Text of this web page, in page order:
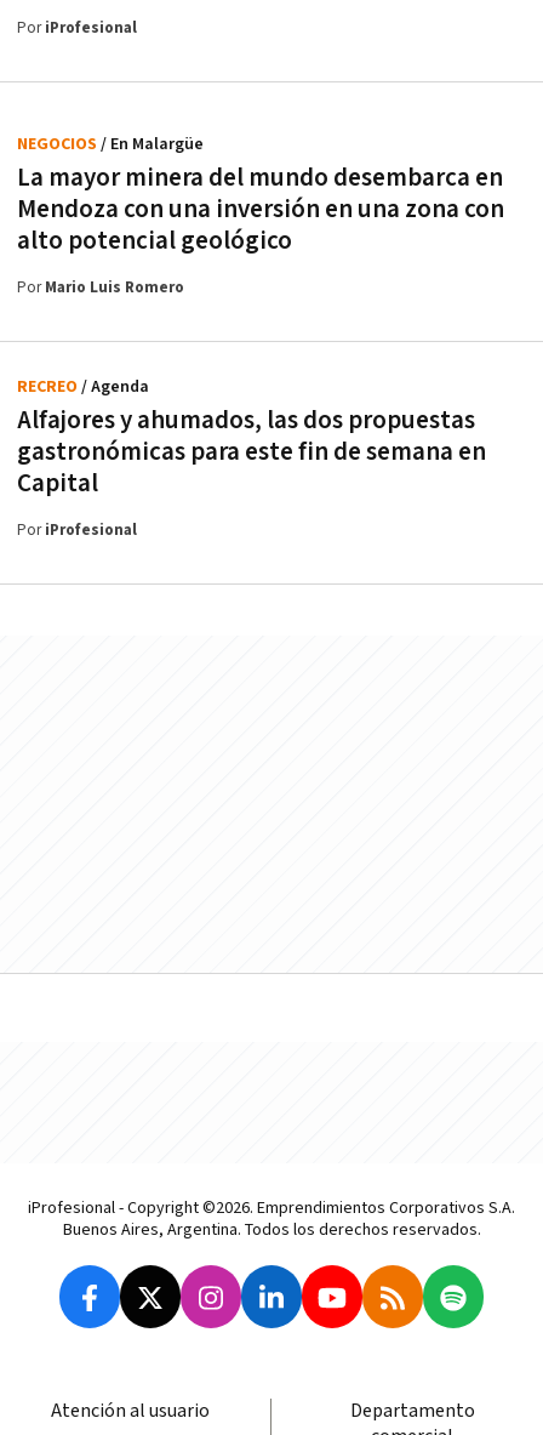
PoriProfesional
La mayor minera del mundo desembarca en
Mendoza con una inversión en una zona con
alto potencial geológico
NEGOCIOS / En Malargüe
PorMario Luis Romero
Alfajores y ahumados, las dos propuestas
gastronómicas para este fin de semana en
Capital
RECREO / Agenda
PoriProfesional
iProfesional - Copyright ©2026. Emprendimientos Corporativos S.A.
Buenos Aires, Argentina. Todos los derechos reservados.
Atención al usuario
Departamento